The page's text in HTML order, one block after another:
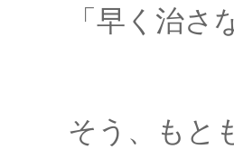
さないとな
ともとクロ